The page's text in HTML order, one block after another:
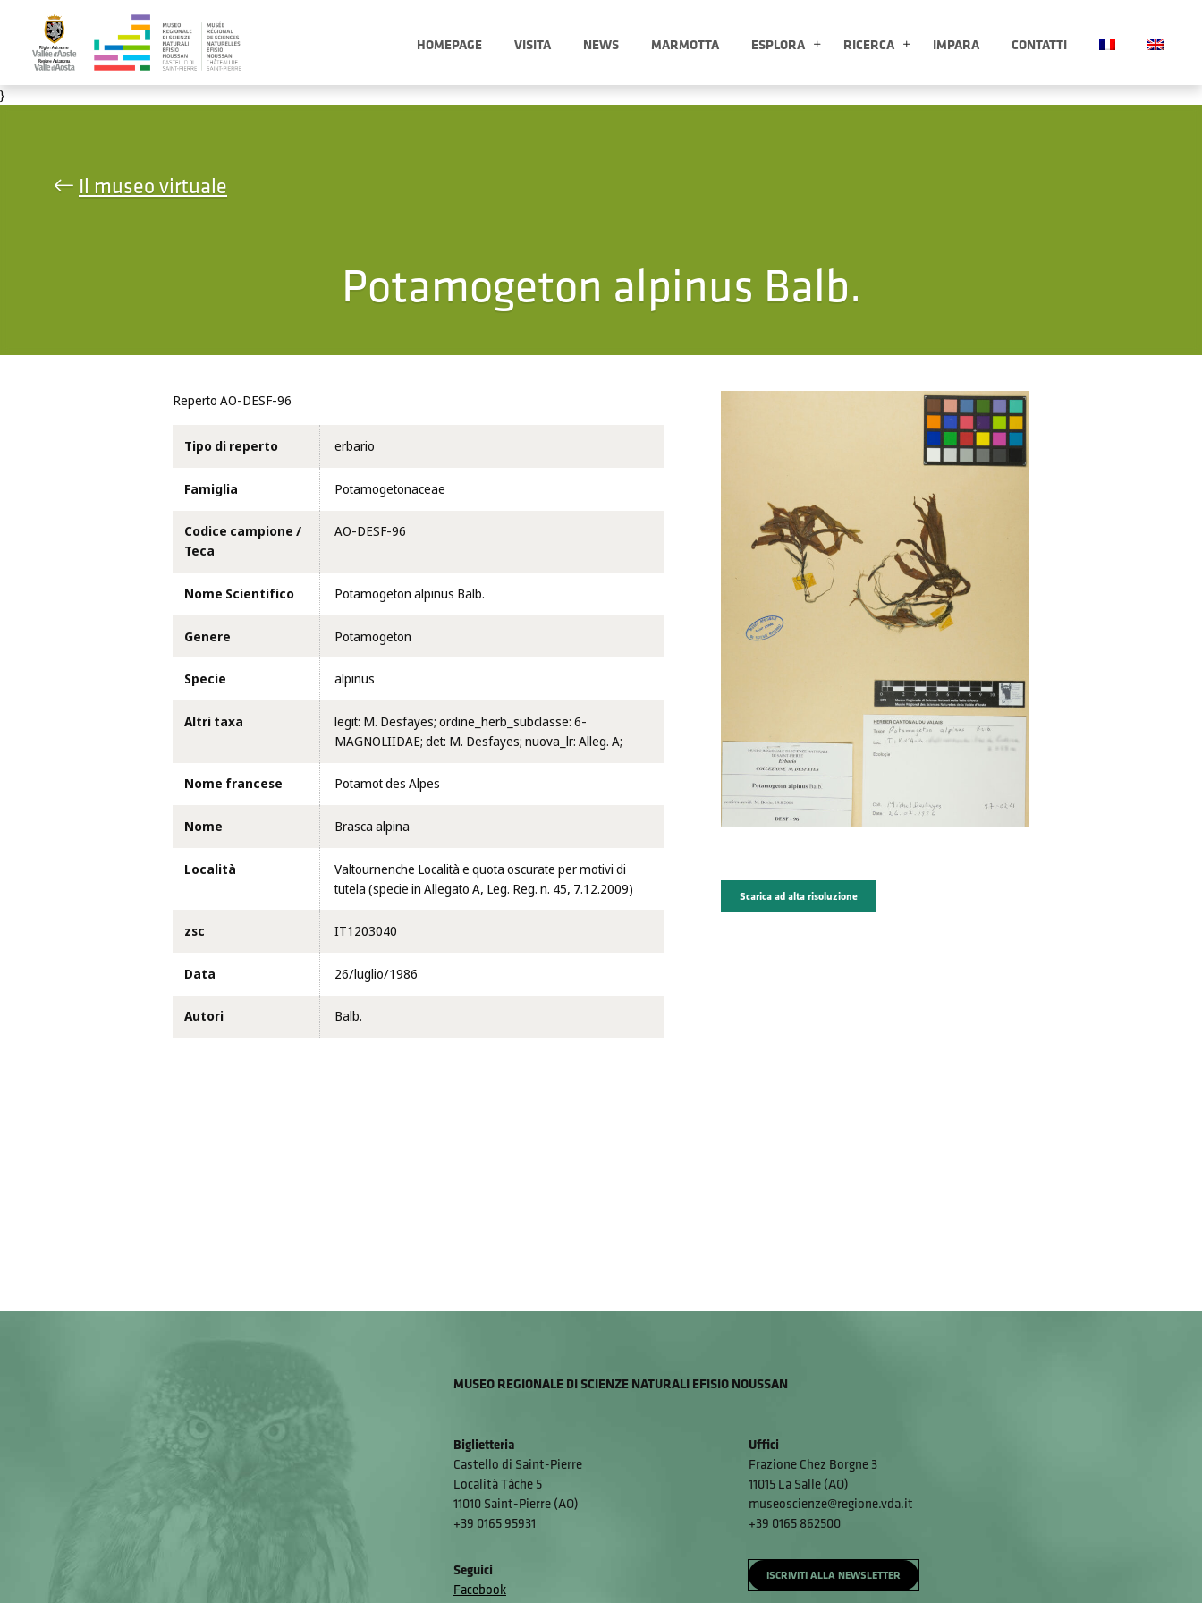
HOMEPAGE VISITA NEWS MARMOTTA ESPLORA RICERCA IMPARA CONTATTI
}
Il museo virtuale
Potamogeton alpinus Balb.
Reperto AO-DESF-96
Tipo di reperto erbario
Famiglia Potamogetonaceae
Codice campione /
Teca
AO-DESF-96
Nome Scientifico Potamogeton alpinus Balb.
Genere Potamogeton
Specie alpinus
Altri taxa
legit: M. Desfayes; ordine_herb_subclasse: 6-
MAGNOLIIDAE; det: M. Desfayes; nuova_lr: Alleg. A;
Nome francese Potamot des Alpes
Nome Brasca alpina
Località
Valtournenche Località e quota oscurate per motivi di
tutela (specie in Allegato A, Leg. Reg. n. 45, 7.12.2009)
zsc IT1203040
Data 26/luglio/1986
Autori Balb.
Scarica ad alta risoluzione
MUSEO REGIONALE DI SCIENZE NATURALI EFISIO NOUSSAN
Biglietteria
Castello di Saint-Pierre
Località Tâche 5
11010 Saint-Pierre (AO)
+39 0165 95931
Uffici
Frazione Chez Borgne 3
11015 La Salle (AO)
museoscienze@regione.vda.it
+39 0165 862500
Seguici
Facebook
ISCRIVITI ALLA NEWSLETTER